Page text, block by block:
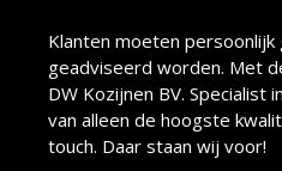
Klanten moeten
geadviseerd worden. Met
DW Kozijnen BV. Specialist
van alleen de hoogste
touch. Daar staan wij voor!